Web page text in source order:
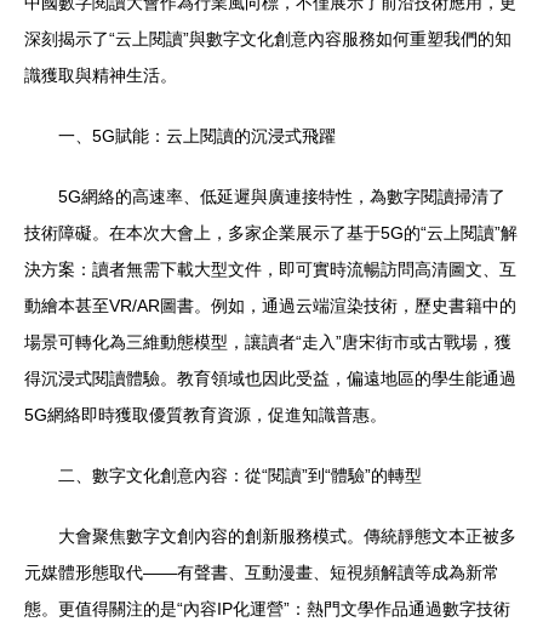
深刻揭示了“云上閱讀”與數字文化創意內容服務如何重塑我們的知
識獲取與精神生活。
一、5G賦能：云上閱讀的沉浸式飛躍
5G網絡的高速率、低延遲與廣連接特性，為數字閱讀掃清了
技術障礙。在本次大會上，多家企業展示了基于5G的“云上閱讀”解
決方案：讀者無需下載大型文件，即可實時流暢訪問高清圖文、互
動繪本甚至VR/AR圖書。例如，通過云端渲染技術，歷史書籍中的
場景可轉化為三維動態模型，讓讀者“走入”唐宋街市或古戰場，獲
得沉浸式閱讀體驗。教育領域也因此受益，偏遠地區的學生能通過
5G網絡即時獲取優質教育資源，促進知識普惠。
二、數字文化創意內容：從“閱讀”到“體驗”的轉型
大會聚焦數字文創內容的創新服務模式。傳統靜態文本正被多
元媒體形態取代——有聲書、互動漫畫、短視頻解讀等成為新常
態。更值得關注的是“內容IP化運營”：熱門文學作品通過數字技術